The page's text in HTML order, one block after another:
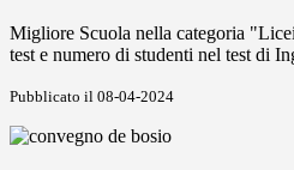
Migliore Scuola nella categoria
test e numero di studenti nel test di
Pubblicato il 08-04-2024